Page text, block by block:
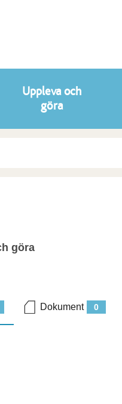
Uppleva och
göra
göra
0
Dokument